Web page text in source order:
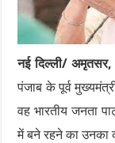
नई दिल्ली/
पंजाब के पूर्व
वह भारतीय जनता
में बने रहने का उनका